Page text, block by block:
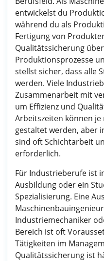
entwickelst du
während du als
Fertigung von
Qualitätssicherung
Produktionsprozesse
stellst sicher, dass alle
werden. Viele
Zusammenarbeit mit
um Effizienz und
Arbeitszeiten können je
gestaltet werden, aber
sind oft Schichtarbeit
erforderlich.
Für Industrieberufe ist
Ausbildung oder ein
Spezialisierung. Eine
Industriemechaniker
Bereich ist oft
Tätigkeiten im
Qualitätssicherung ist